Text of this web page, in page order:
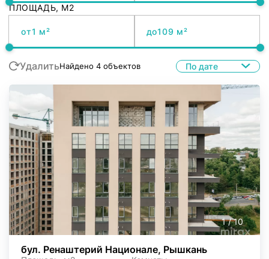
ПЛОЩАДЬ, M2
от до
УдалитьНайдено 4 объектов По дате
1/10
бул. Ренаштерий Национале, Рышкань